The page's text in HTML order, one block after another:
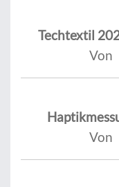
Techtextil
Von
Von